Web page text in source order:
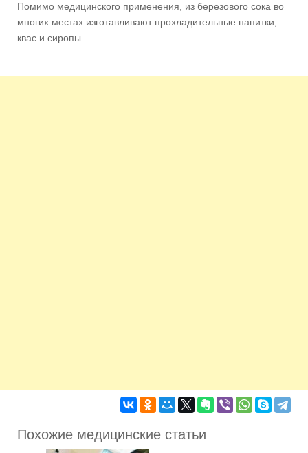
Помимо медицинского применения, из березового сока во
многих местах изготавливают прохладительные напитки,
квас и сиропы.
Похожие медицинские статьи